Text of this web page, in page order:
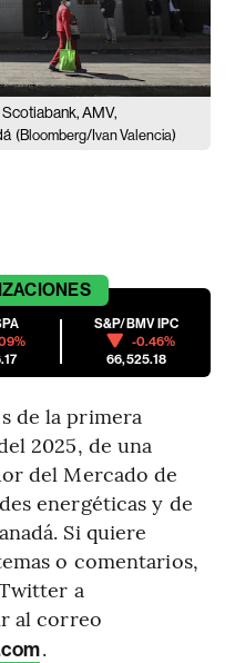
AMV,
(Bloomberg/Ivan Valencia)
S&P/BMV IPC
-0.46%
66,525.18
de la primera
2025, de una
del Mercado de
energéticas y de
Si quiere
o comentarios,
a
al correo
.